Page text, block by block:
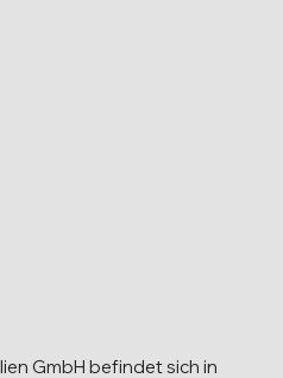
GmbH befindet sich in